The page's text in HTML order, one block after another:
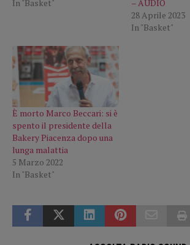
In "Basket"
– AUDIO
28 Aprile 2023
In "Basket"
È morto Marco Beccari: si è
spento il presidente della
Bakery Piacenza dopo una
lunga malattia
5 Marzo 2022
In "Basket"